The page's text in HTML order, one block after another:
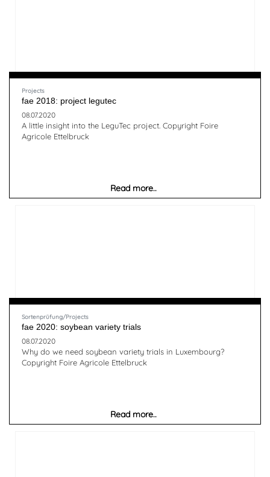
Projects
fae 2018: project legutec
08.07.2020
A little insight into the LeguTec project. Copyright Foire
Agricole Ettelbruck
Read more..
Sortenprüfung/Projects
fae 2020: soybean variety trials
08.07.2020
Why do we need soybean variety trials in Luxembourg?
Copyright Foire Agricole Ettelbruck
Read more..